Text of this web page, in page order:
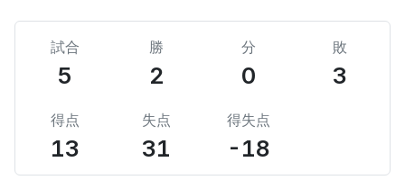
試合
5
勝
2
分
0
敗
3
得点
13
失点
31
得失点
-18